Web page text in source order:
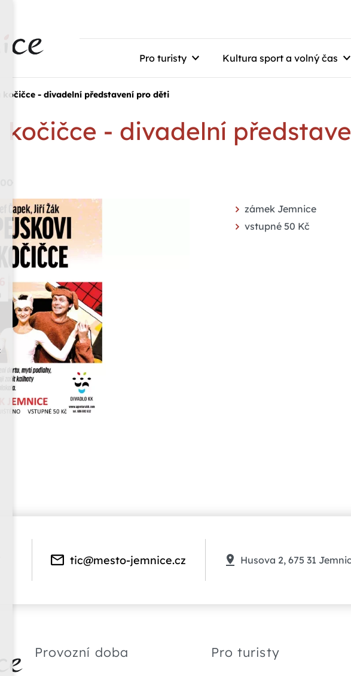
Pro turisty Kultura sport a volný čas
kočičce - divadelní představení pro děti
kočičce - divadelní
zámek Jemnice
vstupné 50 Kč
tic@mesto-jemnice.cz Husova 2, 675 31
Provozní doba Pro turisty